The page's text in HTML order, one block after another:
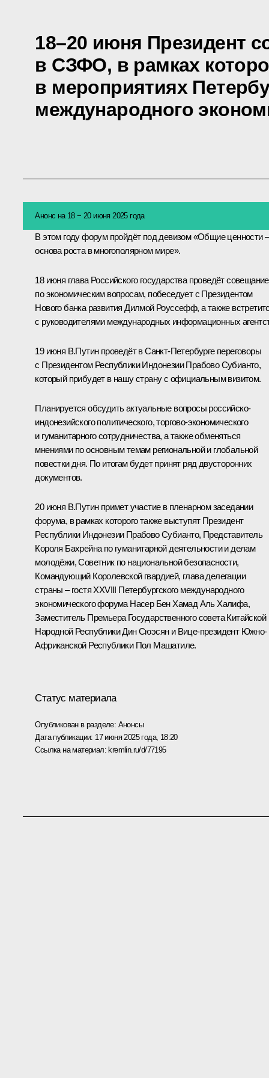
18–20 июня Президент
в СЗФО, в рамках
в мероприятиях
международного
Анонс на 18 − 20 июня 2025 года
В этом году форум пройдёт под девизом «Общие ценности –
основа роста в многополярном мире».
18 июня глава Российского государства проведёт совещание
по экономическим вопросам, побеседует с Президентом
Нового банка развитияДилмой Роуссефф, а также
с руководителями международных информационных
19 июня В.Путин проведёт в Санкт-Петербурге переговоры
с Президентом Республики ИндонезииПрабово Субианто,
который прибудет в нашу страну с официальным визитом.
Планируется обсудить актуальные вопросы российско-
индонезийского политического, торгово-экономического
и гуманитарного сотрудничества, а также обменяться
мнениями по основным темам региональной и глобальной
повестки дня. По итогам будет принят ряд двусторонних
документов.
20 июня В.Путин примет участие в пленарном заседании
форума, в рамках которого также выступят Президент
Республики Индонезии Прабово Субианто, Представитель
Короля Бахрейна по гуманитарной деятельности и делам
молодёжи, Советник по национальной безопасности,
Командующий Королевской гвардией, глава делегации
страны – гостя XXVIII Петербургского международного
экономического форума Насер Бен Хамад Аль Халифа,
Заместитель Премьера Государственного совета Китайской
Народной Республики Дин Сюэсян и Вице-президент Южно-
Африканской Республики Пол Машатиле.
Статус материала
Опубликован в разделе: Анонсы
Дата публикации: 17 июня 2025 года, 18:20
Ссылка на материал:kremlin.ru/d/77195